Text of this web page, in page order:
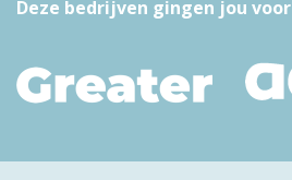
Deze bedrijven gingen jou voor